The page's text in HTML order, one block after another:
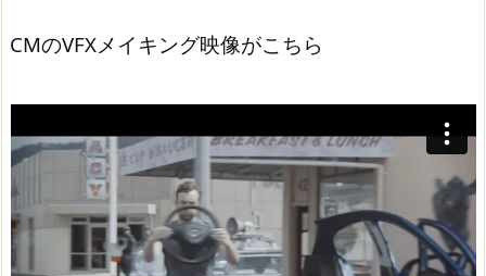
CMのVFXメイキング映像がこちら